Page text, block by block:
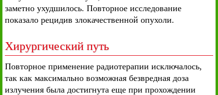
заметно ухудшилось. Повторное исследование
показало рецидив злокачественной опухоли.
Хирургический путь
Повторное применение радиотерапии исключалось,
так как максимально возможная безвредная доза
излучения была достигнута еще при прохождении